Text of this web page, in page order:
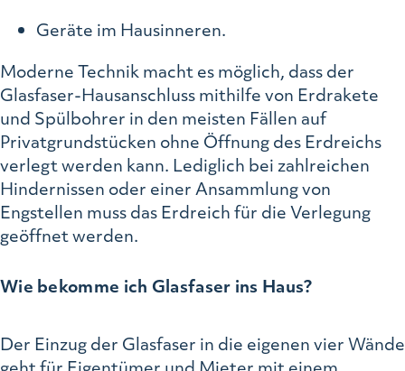
Geräte im Hausinneren.
Moderne Technik macht es möglich, dass der
Glasfaser-Hausanschluss mithilfe von Erdrakete
und Spülbohrer in den meisten Fällen auf
Privatgrundstücken ohne Öffnung des Erdreichs
verlegt werden kann. Lediglich bei zahlreichen
Hindernissen oder einer Ansammlung von
Engstellen muss das Erdreich für die Verlegung
geöffnet werden.
Wie bekomme ich Glasfaser ins Haus?
Der Einzug der Glasfaser in die eigenen vier Wände